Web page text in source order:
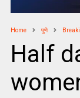
Home पुणे
Half